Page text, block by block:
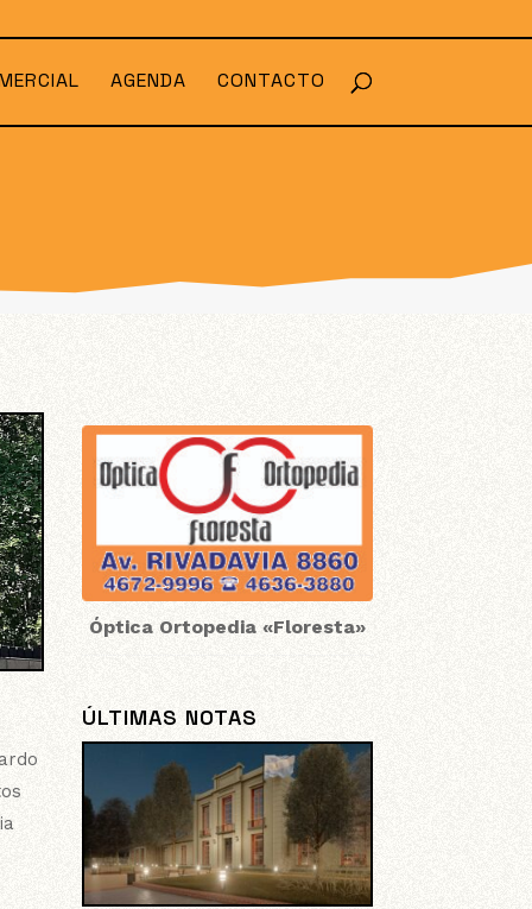
AGENDA CONTACTO
Óptica Ortopedia «Floresta»
ÚLTIMAS NOTAS